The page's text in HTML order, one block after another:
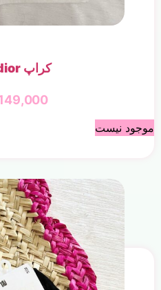
کراپ dior (کپی)
موجود نیست